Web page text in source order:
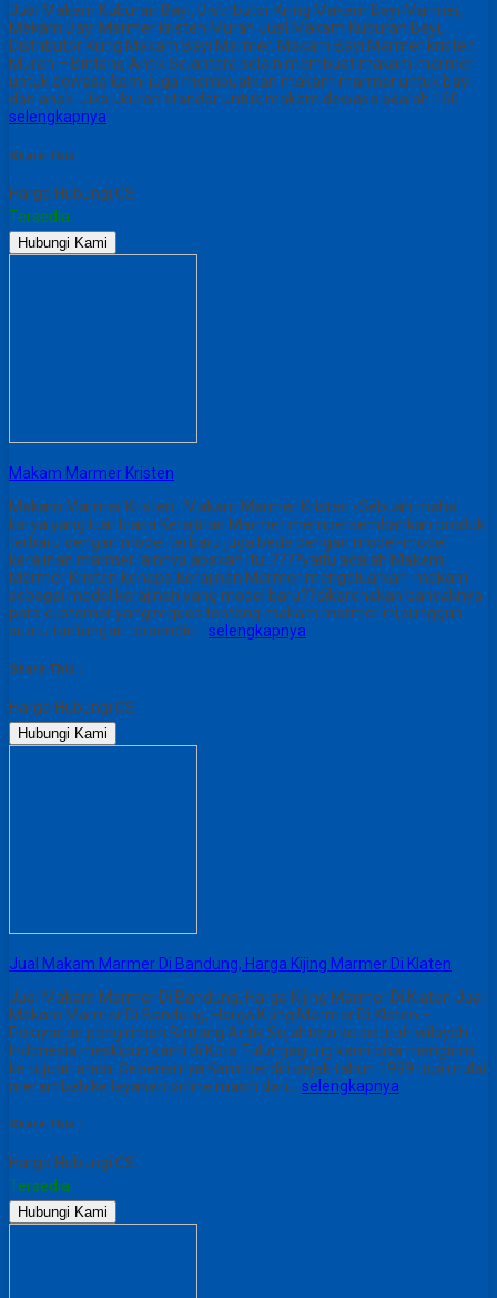
Jual Makam Kuburan Bayi, Distributor Kijing Makam Bayi Marmer,
Makam Bayi Marmer kristen Murah Jual Makam Kuburan Bayi,
Distributor Kijing Makam Bayi Marmer, Makam Bayi Marmer kristen
Murah – Bintang Antik Sejahtera selain membuat makam marmer
untuk dewasa kami juga membuatkan makam marmer untuk bayi
dan anak. Jika ukuran standar untuk makam dewasa adalah 160…
selengkapnya
Share This :
Harga Hubungi CS
Tersedia
Hubungi Kami
Makam Marmer Kristen
Makam Marmer Kristen Makam Marmer Kristen -Sebuah maha
karya yang luar biasa Kerajinan Marmer mempersembahkan produk
terbaru dengan model terbaru juga beda dengan model-model
kerajinan marmer lainnya,apakah itu..????yaitu adalah Makam
Marmer Kristen,kenapa Kerajinan Marmer mengeluarkan makam
sebagai model kerajinan yang model baru??dikarenakan banyaknya
para customer yang reques tentang makam marmer ini,sungguh
suatu tantangan tersendiri… selengkapnya
Share This :
Harga Hubungi CS
Hubungi Kami
Jual Makam Marmer Di Bandung, Harga Kijing Marmer Di Klaten
Jual Makam Marmer Di Bandung, Harga Kijing Marmer Di Klaten Jual
Makam Marmer Di Bandung, Harga Kijing Marmer Di Klaten –
Pelayanan pengiriman Bintang Antik Sejahtera ke seluruh wilayah
Indonesia meskipun kami di Kota Tulungagung kami bisa mengirim
ke tujuan anda. Sebenarnya Kami berdiri sejak tahun 1999 tapi mulai
merambah ke layanan online masih dari… selengkapnya
Share This :
Harga Hubungi CS
Tersedia
Hubungi Kami